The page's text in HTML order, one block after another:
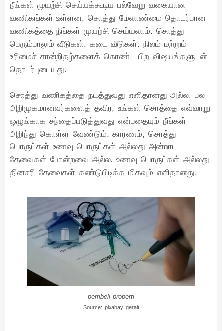
நீங்கள் முயற்சி செய்யக்கூடிய பல்வேறு வகையான
வணிகங்கள் உள்ளன. சொத்து மேலாண்மை தொடர்பான
வணிகத்தை நீங்கள் முயற்சி செய்யலாம். சொத்து
பெரும்பாலும் வீடுகள், கடை வீடுகள், நிலம் மற்றும்
உரிமைச் சான்றிதழ்களைக் கொண்ட பிற விஷயங்களுடன்
தொடர்புடையது.
சொத்து வணிகத்தை நடத்துவது எளிதானது அல்ல. பல
அறிமுகமானவர்களைத் தவிர, உங்கள் சொத்தை எவ்வாறு
ஒழுங்காக சந்தைப்படுத்துவது என்பதையும் நீங்கள்
அறிந்து கொள்ள வேண்டும். காரணம், சொத்து
பொருட்கள் உணவு பொருட்கள் அல்லது அன்றாட
தேவைகள் போன்றவை அல்ல. உணவு பொருட்கள் அல்லது
தினசரி தேவைகள் கண்டுபிடிக்க மிகவும் எளிதானது.
pembeli properti
Source: pixabay geralt